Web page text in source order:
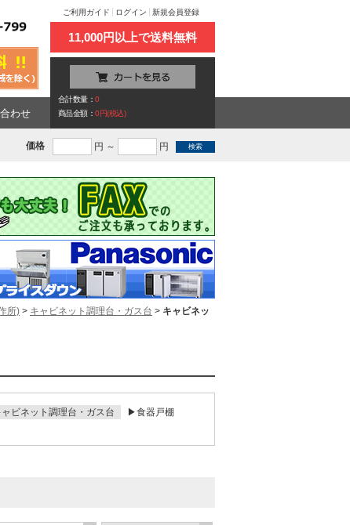
ご利用ガイド ログイン 新規会員登録
11,000円以上で送料無料
合計数量：0
商品金額：0円(税込)
わせ
価格 円 ～ 円
所) > キャビネット調理台・ガス台 > キャビネッ
ビネット調理台・ガス台
▶食器戸棚